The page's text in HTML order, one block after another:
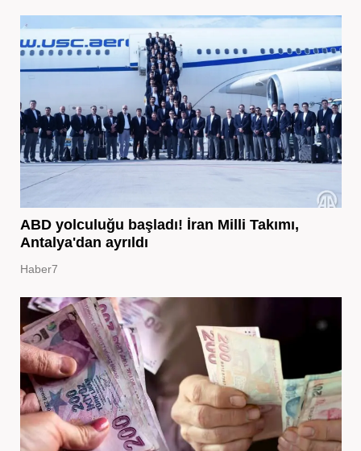
ABD yolculuğu başladı! İran Milli Takımı,
Antalya'dan ayrıldı
Haber7